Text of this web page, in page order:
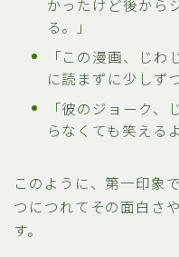
かったけど後から
る。」
「この漫画、じ
に読まずに少しず
「彼のジョーク
らなくても笑える
このように、第一印象
つにつれてその面白さ
す。